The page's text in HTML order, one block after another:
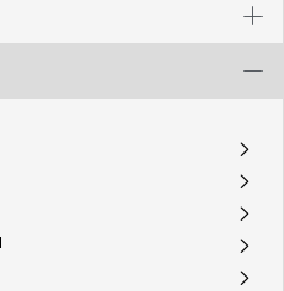
A
A
A
A
A